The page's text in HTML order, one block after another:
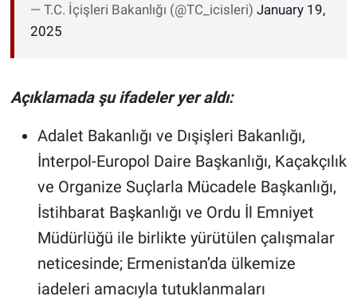
— T.C. İçişleri Bakanlığı (@TC_icisleri) January 19,
2025
Açıklamada şu ifadeler yer aldı:
Adalet Bakanlığı ve Dışişleri Bakanlığı,
İnterpol-Europol Daire Başkanlığı, Kaçakçılık
ve Organize Suçlarla Mücadele Başkanlığı,
İstihbarat Başkanlığı ve Ordu İl Emniyet
Müdürlüğü ile birlikte yürütülen çalışmalar
neticesinde; Ermenistan’da ülkemize
iadeleri amacıyla tutuklanmaları